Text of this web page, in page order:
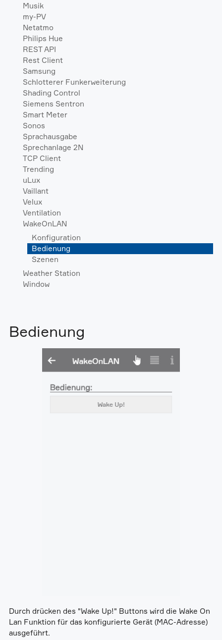
Musik
my-PV
Netatmo
Philips Hue
REST API
Rest Client
Samsung
Schlotterer Funkerweiterung
Shading Control
Siemens Sentron
Smart Meter
Sonos
Sprachausgabe
Sprechanlage 2N
TCP Client
Trending
uLux
Vaillant
Velux
Ventilation
WakeOnLAN
Konfiguration
Bedienung
Szenen
Weather Station
Window
Bedienung
Durch drücken des "Wake Up!" Buttons wird die Wake On
Lan Funktion für das konfigurierte Gerät (MAC-Adresse)
ausgeführt.